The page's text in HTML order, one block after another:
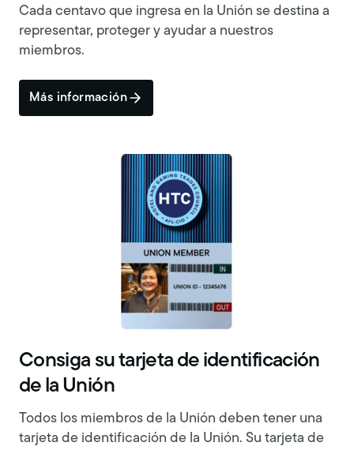
Cada centavo que ingresa en la Unión se destina a
representar, proteger y ayudar a nuestros
miembros.
Más información
Consiga su tarjeta de identificación
de la Unión
Todos los miembros de la Unión deben tener una
tarjeta de identificación de la Unión. Su tarjeta de